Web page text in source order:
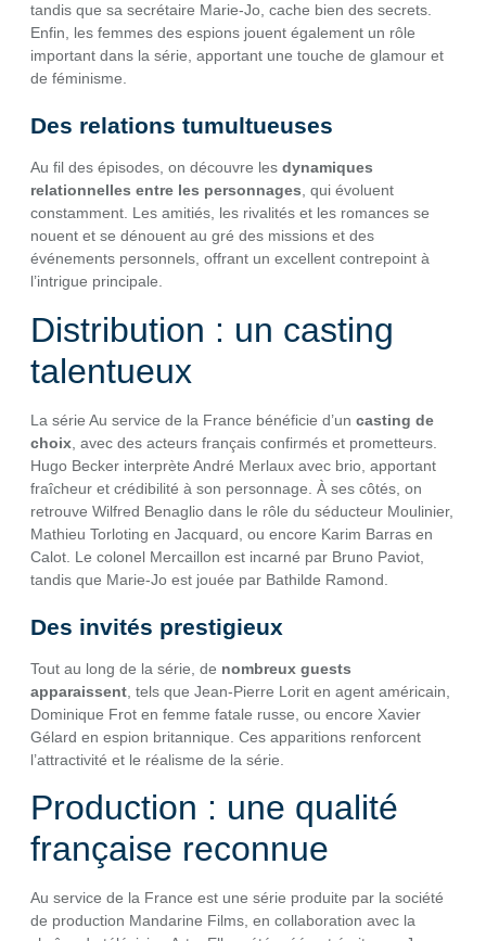
tandis que sa secrétaire Marie-Jo, cache bien des secrets.
Enfin, les femmes des espions jouent également un rôle
important dans la série, apportant une touche de glamour et
de féminisme.
Des relations tumultueuses
Au fil des épisodes, on découvre les dynamiques
relationnelles entre les personnages, qui évoluent
constamment. Les amitiés, les rivalités et les romances se
nouent et se dénouent au gré des missions et des
événements personnels, offrant un excellent contrepoint à
l’intrigue principale.
Distribution : un casting
talentueux
La série Au service de la France bénéficie d’un casting de
choix , avec des acteurs français confirmés et prometteurs.
Hugo Becker interprète André Merlaux avec brio, apportant
fraîcheur et crédibilité à son personnage. À ses côtés, on
retrouve Wilfred Benaglio dans le rôle du séducteur Moulinier,
Mathieu Torloting en Jacquard, ou encore Karim Barras en
Calot. Le colonel Mercaillon est incarné par Bruno Paviot,
tandis que Marie-Jo est jouée par Bathilde Ramond.
Des invités prestigieux
Tout au long de la série, de nombreux guests
apparaissent , tels que Jean-Pierre Lorit en agent américain,
Dominique Frot en femme fatale russe, ou encore Xavier
Gélard en espion britannique. Ces apparitions renforcent
l’attractivité et le réalisme de la série.
Production : une qualité
française reconnue
Au service de la France est une série produite par la société
de production Mandarine Films, en collaboration avec la